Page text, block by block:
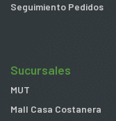
Seguimiento Pedidos
Sucursales
MUT
Mall Casa Costanera